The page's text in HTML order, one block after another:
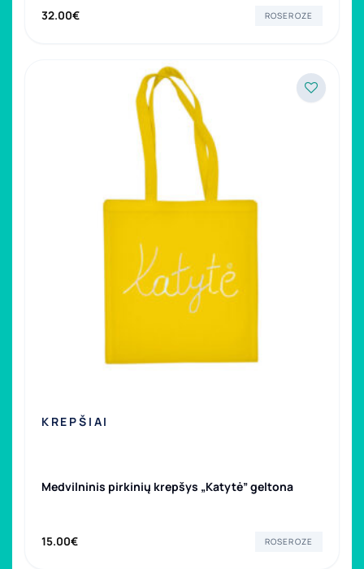
32.00€ ROSEROZE
KREPŠIAI
Medvilninis pirkinių krepšys „Katytė” geltona
15.00€ ROSEROZE